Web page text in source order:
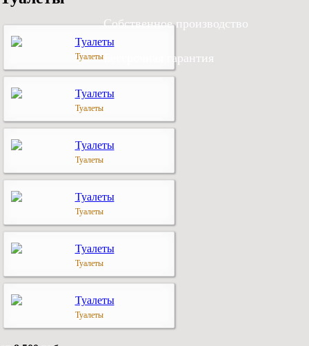
Собственное производство
Бессрочная гарантия
Туалеты
Туалеты
Туалеты
Туалеты
Туалеты
Туалеты